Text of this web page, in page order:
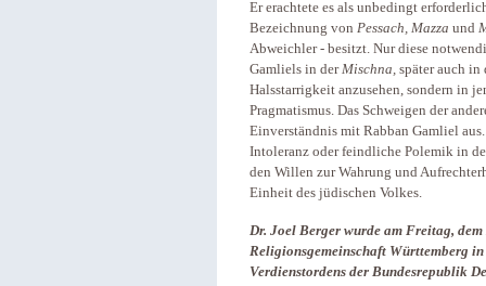
Er erachtete es als unbedingt
Bezeichnung von Pessach, Mazza und
Abweichler - besitzt. Nur diese
Gamliels in derMischna, später auch in
Halsstarrigkeit anzusehen, sondern in
Pragmatismus. Das Schweigen der
Einverständnis mit Rabban Gamliel
Intoleranz oder feindliche Polemik in
den Willen zur Wahrung und
Einheit des jüdischen Volkes.
Dr. Joel Berger wurde am Freitag,
Religionsgemeinschaft Württemberg
Verdienstordens der Bundesrepublik